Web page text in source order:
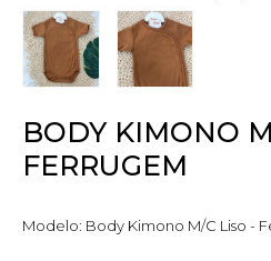
BODY KIMONO
FERRUGEM
Modelo: Body Kimono M/C Liso -